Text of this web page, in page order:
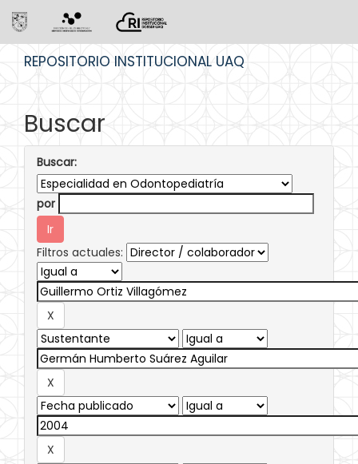
REPOSITORIO INSTITUCIONAL UAQ
Buscar
Buscar:
por
Filtros actuales: